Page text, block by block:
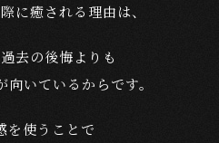
に癒される理由は、
去の後悔よりも
向いているからです。
を使うことで